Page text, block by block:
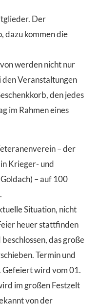
Der
dazu kommen die
werden nicht nur
Veranstaltungen
den jedes
im Rahmen eines
– der
Krieger- und
– auf 100
Situation, nicht
heuer stattfinden
das große
Termin und
Gefeiert wird vom 01.
im großen Festzelt
von der